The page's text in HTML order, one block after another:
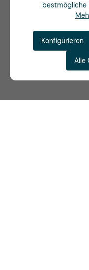
bestmögliche
Konfigurieren
Alle